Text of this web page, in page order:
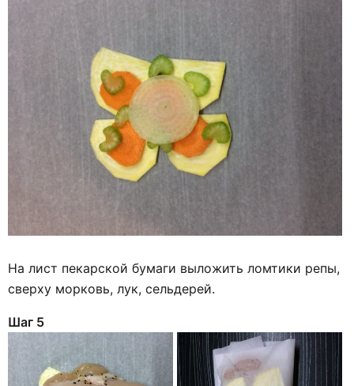
На лист пекарской бумаги выложить ломтики репы,
сверху морковь, лук, сельдерей.
Шаг 5